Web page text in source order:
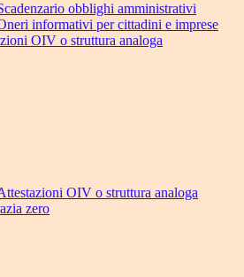
obblighi amministrativi
informativi per cittadini e imprese
OIV o struttura analoga
OIV o struttura analoga
zero